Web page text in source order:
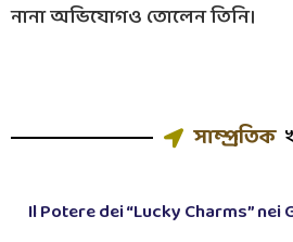
নানা অভিযোগও তোলেন তিনি।
সাম্প্রতিক
Il Potere dei “Lucky Charms” nei